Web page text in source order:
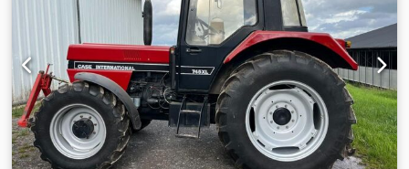
Tração nas quatro rodas